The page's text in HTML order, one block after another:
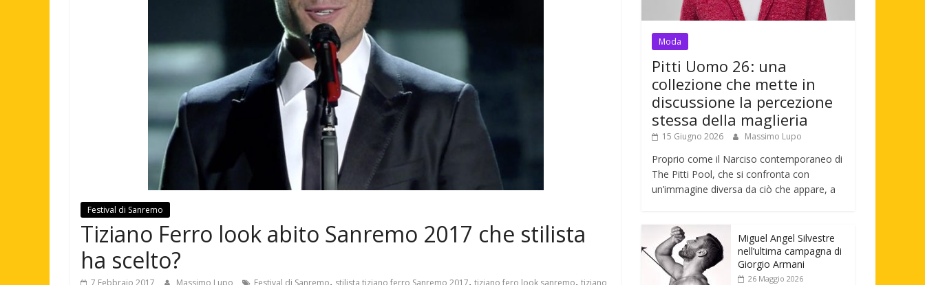
Festival di Sanremo
Tiziano Ferro look abito Sanremo 2017 che stilista
ha scelto?
7 Febbraio 2017 Massimo Lupo Festival di Sanremo, stilista tiziano ferro Sanremo 2017, tiziano fero look sanremo, tiziano
Moda
Pitti Uomo 26: una
collezione che mette in
discussione la percezione
stessa della maglieria
15 Giugno 2026 Massimo Lupo
Proprio come il Narciso contemporaneo di
The Pitti Pool, che si confronta con
un’immagine diversa da ciò che appare, a
Miguel Angel Silvestre
nell’ultima campagna di
Giorgio Armani
26 Maggio 2026